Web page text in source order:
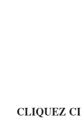
CLIQUEZ